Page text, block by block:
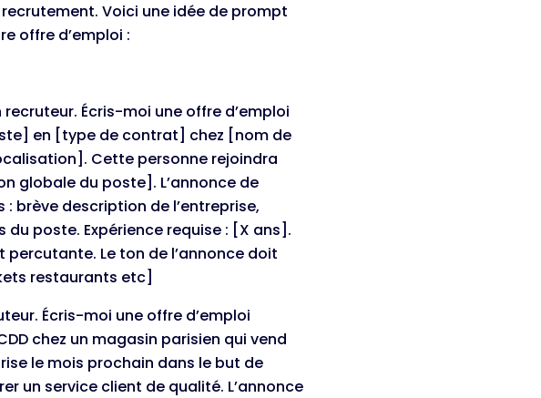
Voici une idée de prompt
offre d’emploi :
Écris-moi une offre d’emploi
en [type de contrat] chez [nom de
Cette personne rejoindra
globale du poste]. L’annonce de
brève description de l’entreprise,
poste. Expérience requise : [X ans].
Le ton de l’annonce doit
restaurants etc]
Écris-moi une offre d’emploi
chez un magasin parisien qui vend
le mois prochain dans le but de
un service client de qualité. L’annonce